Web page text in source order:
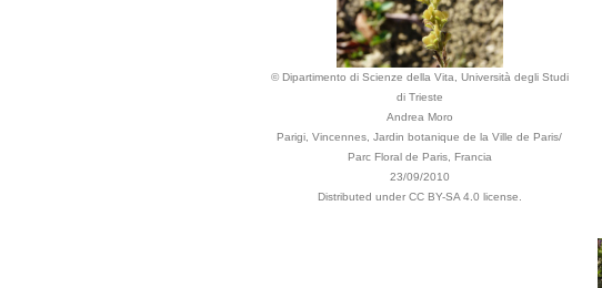
© Dipartimento di Scienze della Vita, Università degli Studi
di Trieste
Andrea Moro
Parigi, Vincennes, Jardin botanique de la Ville de Paris/
Parc Floral de Paris, Francia
23/09/2010
Distributed under CC BY-SA 4.0 license.